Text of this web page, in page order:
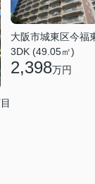
大阪市城東区今福
3DK (49.05㎡)
2,398万円